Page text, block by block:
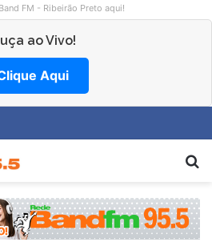
FM - Ribeirão Preto aqui!
ao Vivo!
Aqui
na região